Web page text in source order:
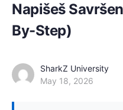
Napišeš
By-Step)
SharkZ University
May 18, 2026